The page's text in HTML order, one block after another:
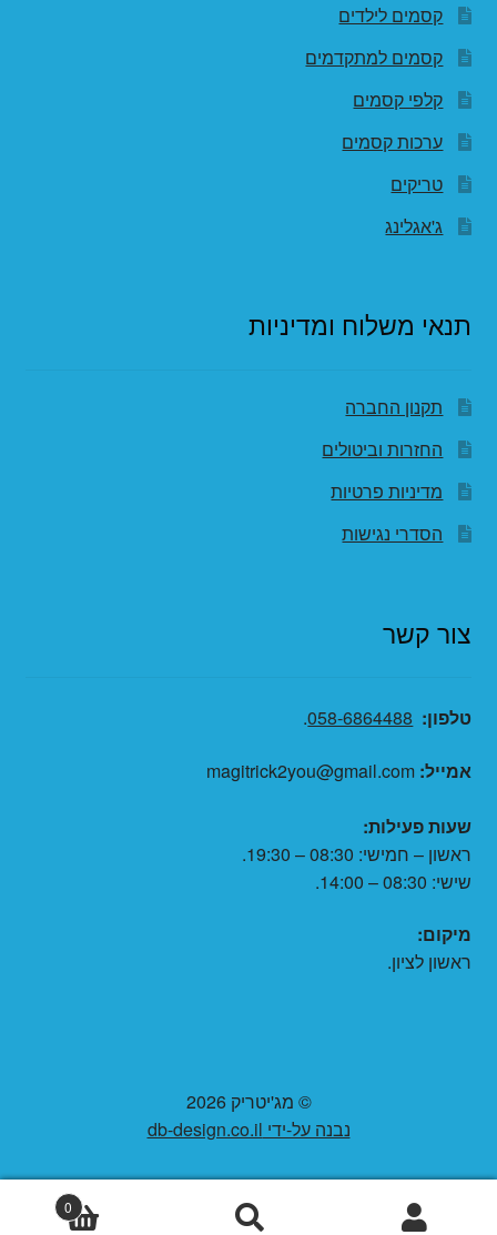
קסמים לילדים
קסמים למתקדמים
קלפי קסמים
ערכות קסמים
טריקים
ג'אגלינג
תנאי משלוח ומדיניות
תקנון החברה
החזרות וביטולים
מדיניות פרטיות
הסדרי נגישות
צור קשר
טלפון: 058-6864488
.
אמייל:
שעות פעילות:
ראשון – חמישי: 08:30 – 19:30.
שישי: 08:30 – 14:00.
מיקום:
ראשון לציון.
© מג'יטריק 2026
נבנה על-ידי db-design.co.il
0